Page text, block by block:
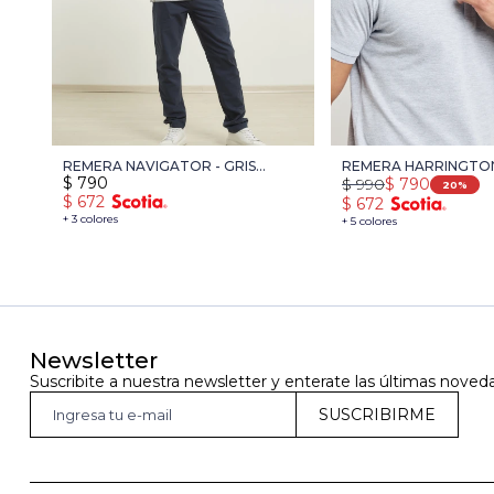
REMERA NAVIGATOR - GRIS
MEDIO MELANGE
+ 3 colores
$ 790
$ 672
REMERA
GRIS MELANGE
+ 5 colores
$ 790
$ 990 20
$ 672
Newsletter
Suscribite a nuestra newsletter y enterate las últimas
SUSCRIBIRME